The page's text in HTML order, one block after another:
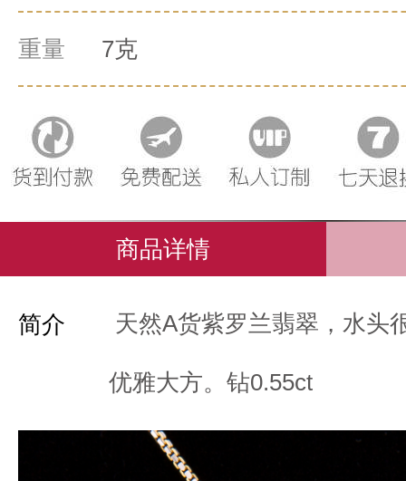
重量 7克
商品详情
简介 天然A货紫罗兰翡翠，水头
优雅大方。钻0.55ct